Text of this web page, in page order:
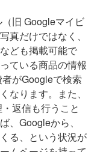
旧 Googleマイビ
真だけではなく、
ども掲載可能で
ている商品の情報
がGoogleで検索
なります。また、
返信も行うこと
、Googleから、
る、という状況が